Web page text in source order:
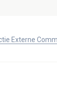
Externe